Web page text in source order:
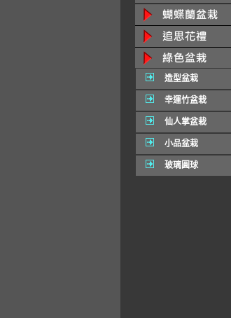
造型盆栽
幸運竹盆栽
仙人掌盆栽
小品盆栽
玻璃圓球